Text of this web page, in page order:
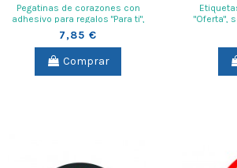
Pegatinas de corazones con
adhesivo para regalos "Para ti",
adhesivos amor
7,85 €
Comprar
"Oferta",